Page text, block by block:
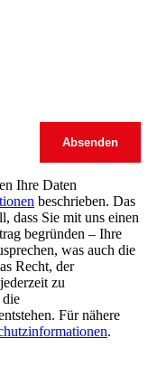
Ihre Daten
beschrieben. Das
dass Sie mit uns einen
begründen – Ihre
was auch die
Recht, der
zu
die
Für nähere
.